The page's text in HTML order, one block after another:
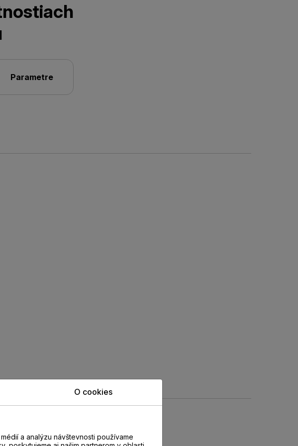
Parametre
O cookies
a analýzu návštevnosti používame